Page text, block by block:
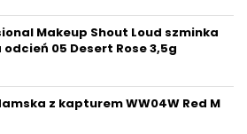
Makeup Shout Loud szminka
05 Desert Rose 3,5g
z kapturem WW04W Red M